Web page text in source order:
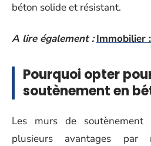
béton solide et résistant.
A lire également : Immobilier
Pourquoi opter
soutènement en
Les murs de soutènement
plusieurs avantages par